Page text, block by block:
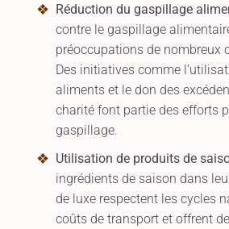
Réduction du gaspillage
contre le gaspillage
préoccupations de nombreux
Des initiatives comme
aliments et le don des
charité font partie des efforts
gaspillage.
Utilisation de produits de
ingrédients de saison dans
de luxe respectent les cycles
coûts de transport et offrent